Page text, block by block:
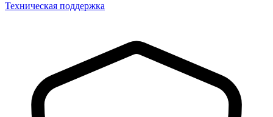
Техническая поддержка